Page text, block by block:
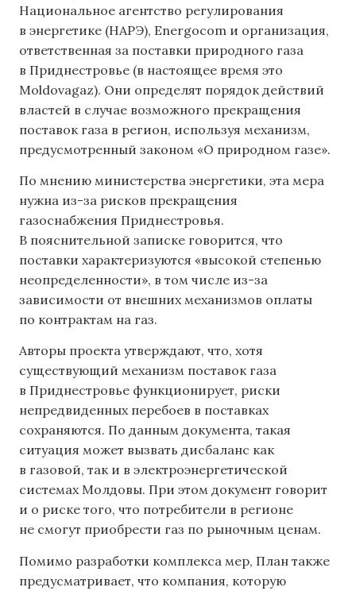
Национальное агентство регулирования
в энергетике (НАРЭ), Energocom и организация,
ответственная за поставки природного газа
в Приднестровье (в настоящее время это
Moldovagaz). Они определят порядок действий
властей в случае возможного прекращения
поставок газа в регион, используя механизм,
предусмотренный законом «О природном газе».
По мнению министерства энергетики, эта мера
нужна из-за рисков прекращения
газоснабжения Приднестровья.
В пояснительной записке говорится, что
поставки характеризуются «высокой степенью
неопределенности», в том числе из-за
зависимости от внешних механизмов оплаты
по контрактам на газ.
Авторы проекта утверждают, что, хотя
существующий механизм поставок газа
в Приднестровье функционирует, риски
непредвиденных перебоев в поставках
сохраняются. По данным документа, такая
ситуация может вызвать дисбаланс как
в газовой, так и в электроэнергетической
системах Молдовы. При этом документ говорит
и о риске того, что потребители в регионе
не смогут приобрести газ по рыночным ценам.
Помимо разработки комплекса мер, План также
предусматривает, что компания, которую